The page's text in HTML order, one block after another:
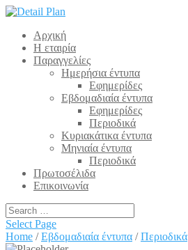
Αρχική
Η εταιρία
Παραγγελίες
Ημερήσια έντυπα
Εφημερίδες
Εβδομαδιαία έντυπα
Εφημερίδες
Περιοδικά
Κυριακάτικα έντυπα
Μηνιαία έντυπα
Περιοδικά
Πρωτοσέλιδα
Επικοινωνία
Select Page
Home /Εβδομαδιαία έντυπα /Περιοδικά